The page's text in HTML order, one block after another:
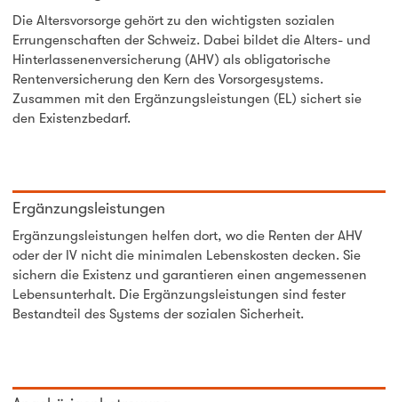
Die Altersvorsorge gehört zu den wichtigsten sozialen
Errungenschaften der Schweiz. Dabei bildet die Alters- und
Hinterlassenenversicherung (AHV) als obligatorische
Rentenversicherung den Kern des Vorsorgesystems.
Zusammen mit den Ergänzungsleistungen (EL) sichert sie
den Existenzbedarf.
Ergänzungsleistungen
Ergänzungsleistungen helfen dort, wo die Renten der AHV
oder der IV nicht die minimalen Lebenskosten decken. Sie
sichern die Existenz und garantieren einen angemessenen
Lebensunterhalt. Die Ergänzungsleistungen sind fester
Bestandteil des Systems der sozialen Sicherheit.